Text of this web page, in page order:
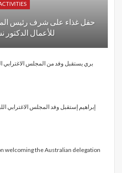
حفل غذاء على شرف رئيس
للأعمال الدكتور
بري يستقبل وفد من المجلس الاغترابي
إبراهيم إستقبل وفد المجلس الاغترابي
welcoming the Australian delegation